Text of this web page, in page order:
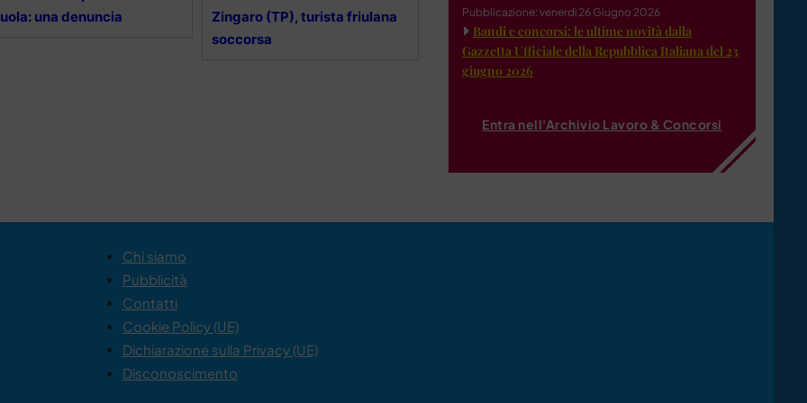
una denuncia
Zingaro (TP), turista friulana
soccorsa
Pubblicazione: venerdì 26 Giugno 2026
Bandi e concorsi: le ultime novità dalla
Gazzetta Ufficiale della Repubblica Italiana del 23
giugno 2026
Entra nell'Archivio Lavoro & Concorsi
Chi siamo
Pubblicità
Contatti
Cookie Policy (UE)
Dichiarazione sulla Privacy (UE)
Disconoscimento